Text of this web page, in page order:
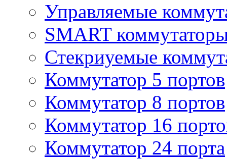
Управляемые
SMART
Стекриуемые
Коммутатор 5 портов
Коммутатор 8 портов
Коммутатор 16
Коммутатор 24 порта